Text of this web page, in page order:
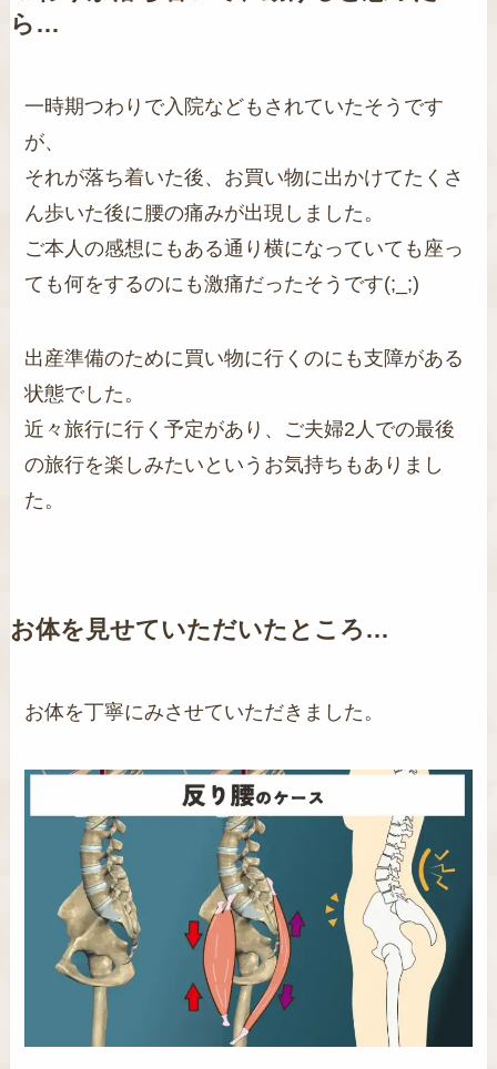
ら…
一時期つわりで入院などもされていたそうです
が、
それが落ち着いた後、お買い物に出かけてたくさ
ん歩いた後に腰の痛みが出現しました。
ご本人の感想にもある通り横になっていても座っ
ても何をするのにも激痛だったそうです(;_;)
出産準備のために買い物に行くのにも支障がある
状態でした。
近々旅行に行く予定があり、ご夫婦2人での最後
の旅行を楽しみたいというお気持ちもありまし
た。
お体を見せていただいたところ…
お体を丁寧にみさせていただきました。